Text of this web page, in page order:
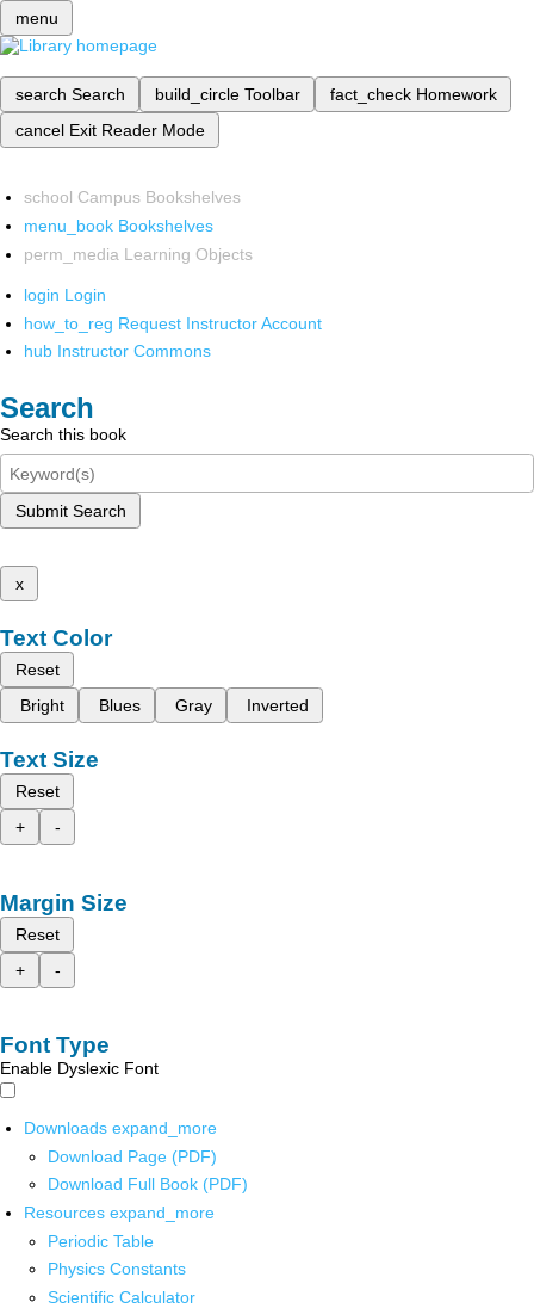
menu
search Search build_circle Toolbar fact_check Homework
cancel Exit Reader Mode
school Campus Bookshelves
menu_book Bookshelves
perm_media Learning Objects
login Login
how_to_reg Request Instructor Account
hub Instructor Commons
Search
Search this book
Submit Search
x
Text Color
Reset
Bright
Blues Gray Inverted
Text Size
Reset
+
-
Margin Size
Reset
+
-
Font Type
Enable Dyslexic Font
Downloads expand_more
Download Page (PDF)
Download Full Book (PDF)
Resources expand_more
Periodic Table
Physics Constants
Scientific Calculator